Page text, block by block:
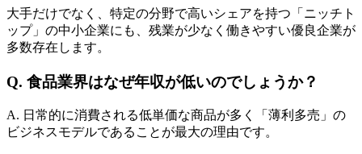
大手だけでなく、特定の分野で高いシェアを持つ「ニッチト
ップ」の中小企業にも、残業が少なく働きやすい優良企業が
多数存在します。
Q. 食品業界はなぜ年収が低いのでしょうか？
A. 日常的に消費される低単価な商品が多く「薄利多売」の
ビジネスモデルであることが最大の理由です。